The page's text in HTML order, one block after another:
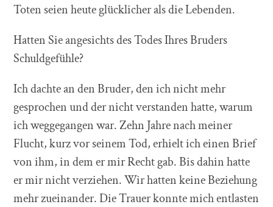
Toten seien heute glücklicher als die Lebenden.
Hatten Sie angesichts des Todes Ihres Bruders
Schuldgefühle?
Ich dachte an den Bruder, den ich nicht mehr
gesprochen und der nicht verstanden hatte, warum
ich weggegangen war. Zehn Jahre nach meiner
Flucht, kurz vor seinem Tod, erhielt ich einen Brief
von ihm, in dem er mir Recht gab. Bis dahin hatte
er mir nicht verziehen. Wir hatten keine Beziehung
mehr zueinander. Die Trauer konnte mich entlasten